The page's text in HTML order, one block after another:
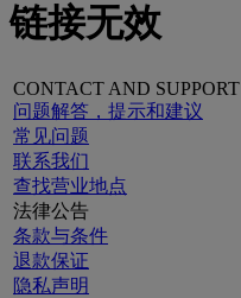
链接无效
CONTACT AND SUPPORT
问题解答，提示和建议
常见问题
联系我们
查找营业地点
法律公告
条款与条件
退款保证
隐私声明